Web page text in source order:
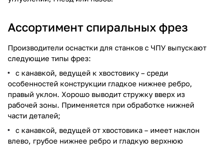
Ассортимент спиральных фрез
Производители оснастки для станков с ЧПУ выпускают
следующие типы фрез:
с канавкой, ведущей к хвостовику – среди
особенностей конструкции гладкое нижнее ребро,
правый уклон. Хорошо выводит стружку вверх из
рабочей зоны. Применяется при обработке нижней
части деталей;
с канавкой, ведущей от хвостовика – имеет наклон
влево, грубое нижнее ребро и гладкую верхнюю